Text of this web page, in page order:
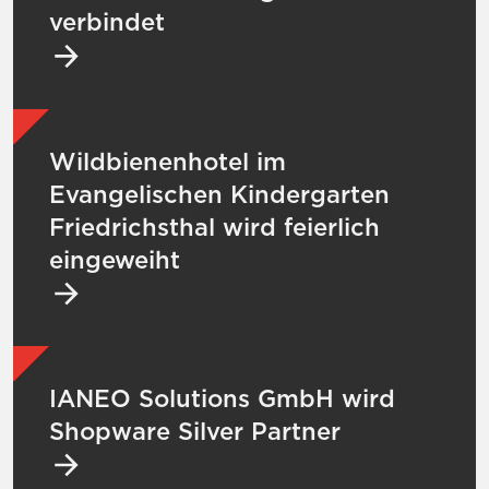
verbindet
Wildbienenhotel im
Evangelischen Kindergarten
Friedrichsthal wird feierlich
eingeweiht
Mehr zu Wildbienenhotel im
IANEO Solutions GmbH wird
Shopware Silver Partner
Mehr zu IANEO Solutions GmbH wird